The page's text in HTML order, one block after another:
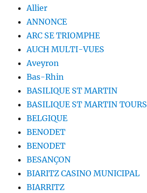
Allier
ANNONCE
ARC SE TRIOMPHE
AUCH MULTI-VUES
Aveyron
Bas-Rhin
BASILIQUE ST MARTIN
BASILIQUE ST MARTIN TOURS
BELGIQUE
BENODET
BENODET
BESANÇON
BIARITZ CASINO MUNICIPAL
BIARRITZ